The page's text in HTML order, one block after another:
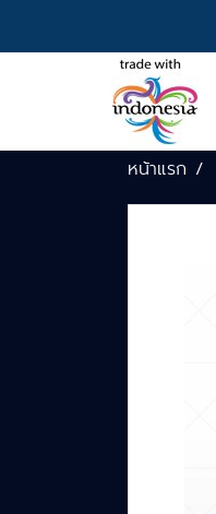
หน้าแรก